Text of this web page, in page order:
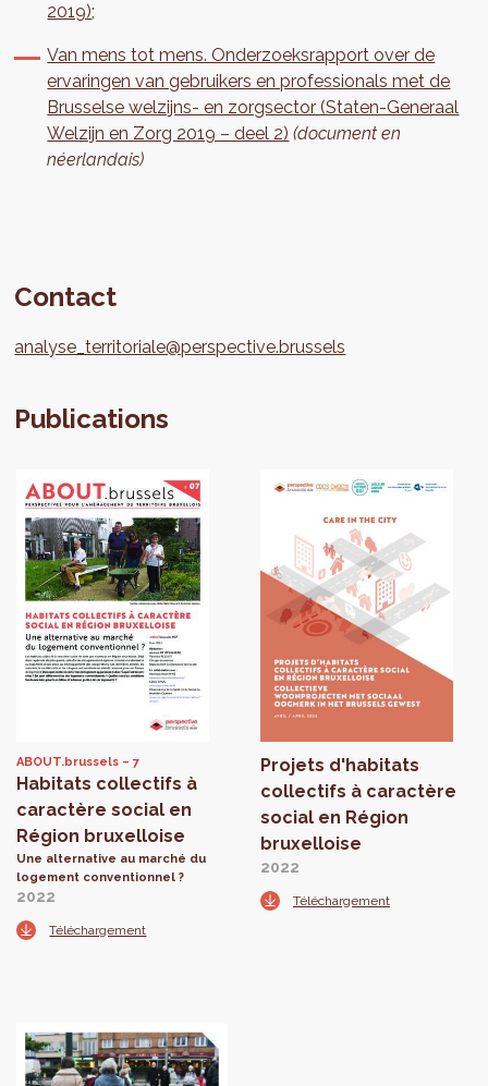
2019);
Van mens tot mens. Onderzoeksrapport over de
ervaringen van gebruikers en professionals met de
Brusselse welzijns- en zorgsector (Staten-Generaal
Welzijn en Zorg 2019 – deel 2) (document en
néerlandais)
Contact
analyse_territoriale@perspective.brussels
Publications
ABOUT.brussels 7
Habitats collectifs à
caractère social en
Région bruxelloise
Une alternative au marché du
logement conventionnel ?
2022
Téléchargement
Projets d'habitats
collectifs à caractère
social en Région
bruxelloise
2022
Téléchargement